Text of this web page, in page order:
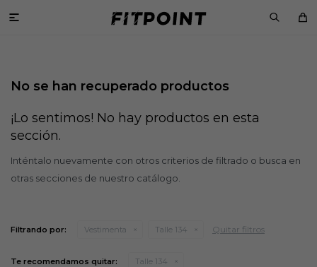

No se han recuperado productos
¡Lo sentimos! No hay productos en esta
sección.
Inténtalo nuevamente con otros criterios de filtrado o busca en
otras secciones de nuestro catálogo.
Filtrando por: Vestimenta Talle 134 Quitar filtros
Te recomendamos quitar: Talle 134